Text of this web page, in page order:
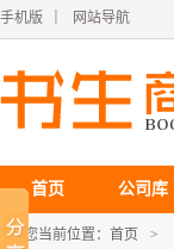
手机版 网站导航
首页 公司库
您当前位置： 首页 >